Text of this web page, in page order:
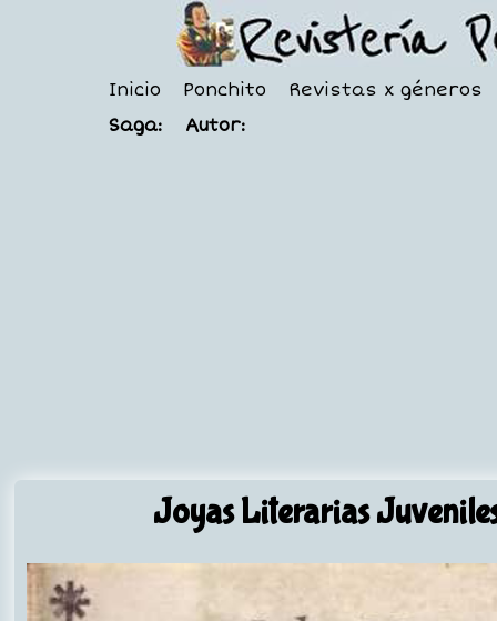
Inicio Ponchito
Revistas x géneros
Saga:
Autor:
Joyas Literarias